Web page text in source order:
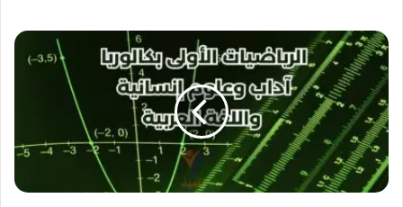
الرياضيات
الأولى
بكالوريا
آداب
وعلوم
إنسانية
واللغة